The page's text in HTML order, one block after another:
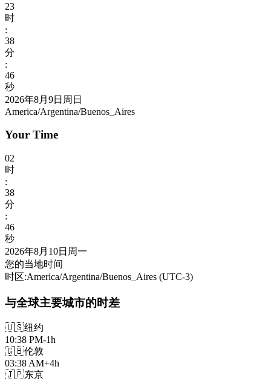
23
时
:
38
分
:
48
秒
2026年8月9日周日
America/Argentina/Buenos_Aires
Your Time
02
时
:
38
分
:
48
秒
2026年8月10日周一
您的当地时间
时区:America/Argentina/Buenos_Aires (UTC-3)
与全球主要城市的时差
🇺🇸纽约
10:38 PM-1h
🇬🇧伦敦
03:38 AM+4h
🇯🇵东京